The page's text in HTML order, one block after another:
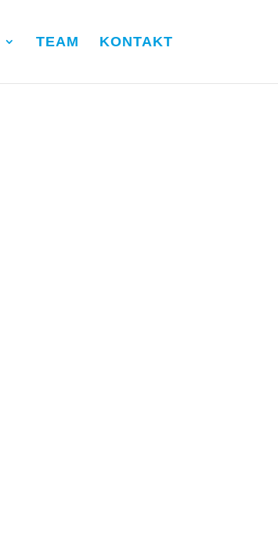
TEAM KONTAKT